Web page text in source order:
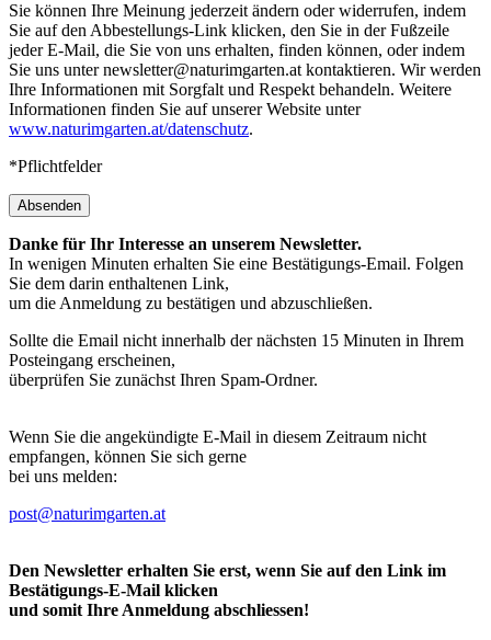
Sie können Ihre Meinung jederzeit ändern oder widerrufen, indem
Sie auf den Abbestellungs-Link klicken, den Sie in der Fußzeile
jeder E-Mail, die Sie von uns erhalten, finden können, oder indem
Sie uns unter newsletter@naturimgarten.at kontaktieren. Wir werden
Ihre Informationen mit Sorgfalt und Respekt behandeln. Weitere
Informationen finden Sie auf unserer Website unter
www.naturimgarten.at/datenschutz.
*Pflichtfelder
Absenden
Danke für Ihr Interesse an unserem Newsletter.
In wenigen Minuten erhalten Sie eine Bestätigungs-Email. Folgen
Sie dem darin enthaltenen Link,
um die Anmeldung zu bestätigen und abzuschließen.
Sollte die Email nicht innerhalb der nächsten 15 Minuten in Ihrem
Posteingang erscheinen,
überprüfen Sie zunächst Ihren Spam-Ordner.
Wenn Sie die angekündigte E-Mail in diesem Zeitraum nicht
empfangen, können Sie sich gerne
bei uns melden:
post@naturimgarten.at
Den Newsletter erhalten Sie erst, wenn Sie auf den Link im
Bestätigungs-E-Mail klicken
und somit Ihre Anmeldung abschliessen!